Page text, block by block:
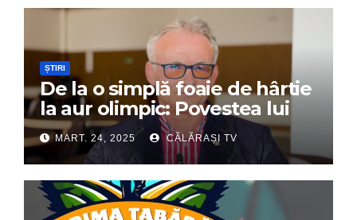
ȘTIRI
De la o simplă foaie de hârtie
la aur olimpic: Povestea lui
Dumitru Chirilă
MART. 24, 2025 CĂLĂRAȘI TV